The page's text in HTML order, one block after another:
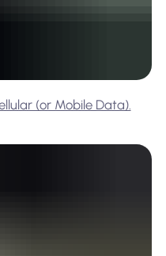
(or Mobile Data).